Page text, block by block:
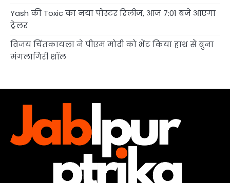
Yash की Toxic का नया पोस्टर रिलीज, आज 7:01 बजे आएगा
ट्रेलर
विजय चिंतकायला ने पीएम मोदी को भेंट किया हाथ से बुना
मंगलागिरी शॉल